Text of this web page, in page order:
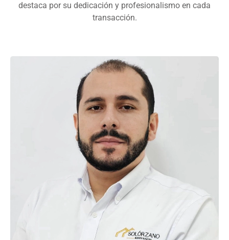
destaca por su dedicación y profesionalismo en cada
transacción.